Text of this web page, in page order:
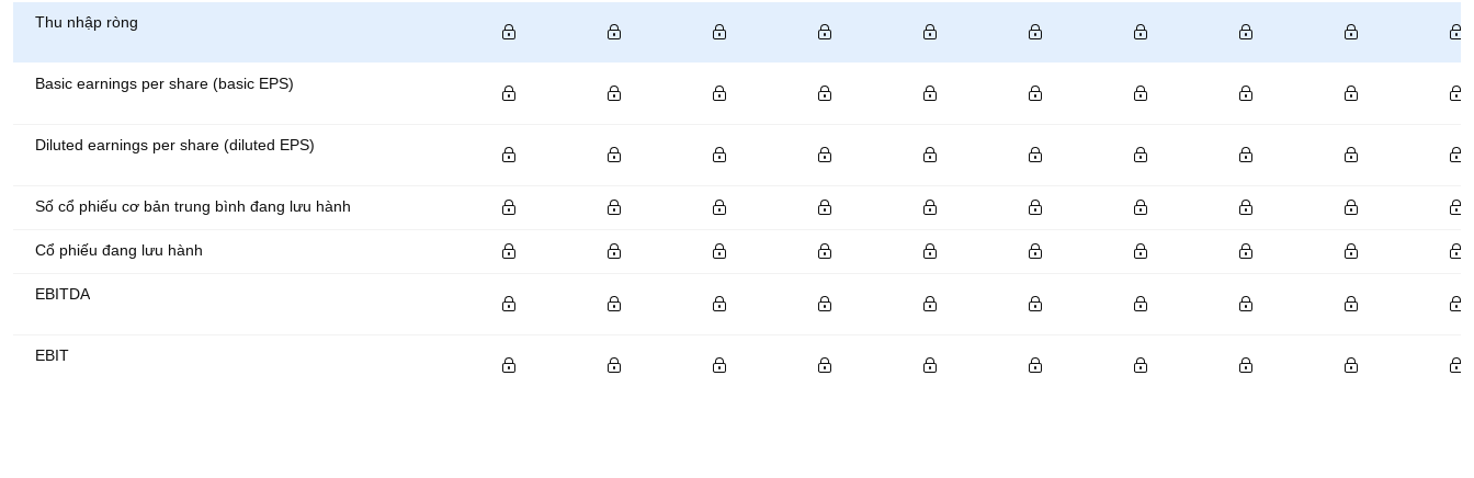
Thu nhập ròng
Basic earnings per share (basic EPS)
Diluted earnings per share (diluted EPS)
Số cổ phiếu cơ bản trung bình đang lưu hành
Cổ phiếu đang lưu hành
EBITDA
EBIT